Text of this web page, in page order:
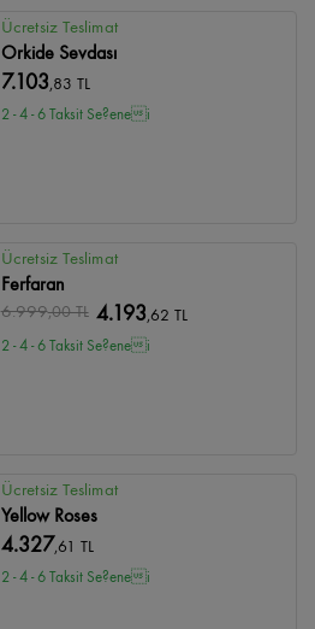
Ücretsiz Teslimat
Orkide Sevdası
7.103,83 TL
2 - 4 - 6 Taksit Se?enei
Ücretsiz Teslimat
Ferfaran
6.999,00 TL 4.193,62 TL
2 - 4 - 6 Taksit Se?enei
Ücretsiz Teslimat
Yellow Roses
4.327,61 TL
2 - 4 - 6 Taksit Se?enei